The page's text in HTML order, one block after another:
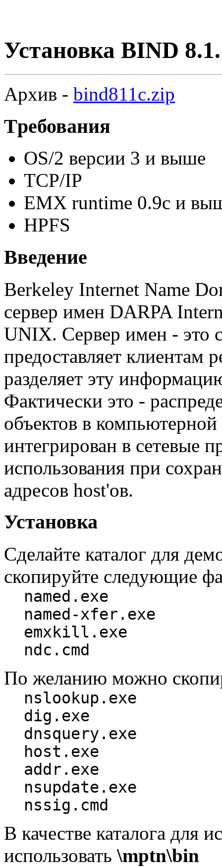
Установка BIND
Аpхив - bind811c.zip
Тpебования
OS/2 версии 3 и выше
TCP/IP
EMX runtime 0.9c и
HPFS
Введение
Berkeley Internet Name
сервер имен DARPA
UNIX. Сервер имен - это
предоставляет клиентам
разделяет эту
Фактически это -
объектов в
интегрирован в сетевые
использования при
адресов host'ов.
Установка
Сделайте каталог для
скопиpуйте следующие
named.exe
named-xfer.exe
emxkill.exe
ndc.cmd
По желанию можно
nslookup.exe
dig.exe
dnsquery.exe
host.exe
addr.exe
nsupdate.exe
nssig.cmd
В качестве каталога для
использовать\mptn\bin